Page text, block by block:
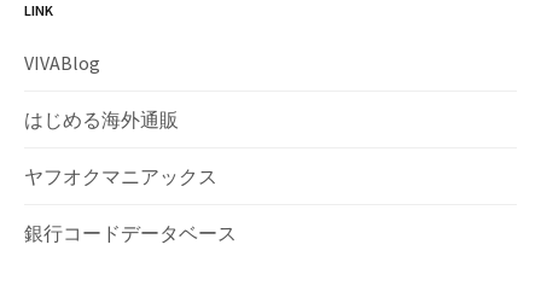
LINK
VIVABlog
はじめる海外通販
ヤフオクマニアックス
銀行コードデータベース